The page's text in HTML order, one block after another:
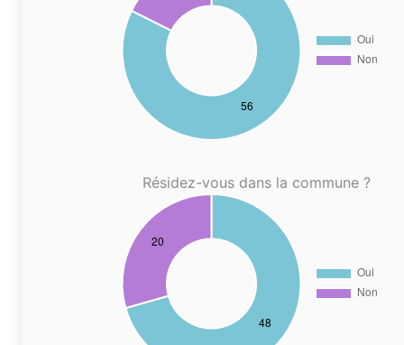
Résidez-vous dans la commune ?